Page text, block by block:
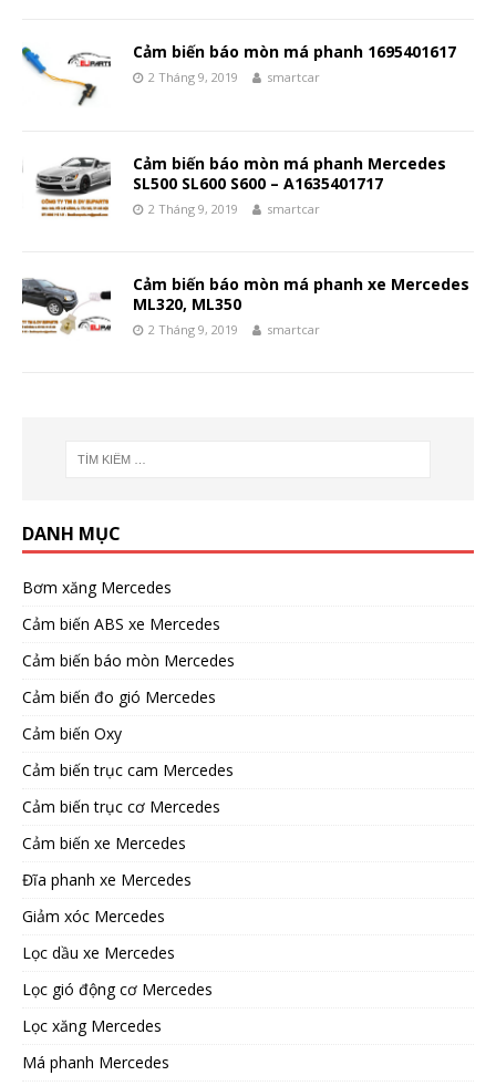
Cảm biến báo mòn má phanh 1695401617
2 Tháng 9, 2019 smartcar
Cảm biến báo mòn má phanh Mercedes
SL500 SL600 S600 – A1635401717
2 Tháng 9, 2019 smartcar
Cảm biến báo mòn má phanh xe Mercedes
ML320, ML350
2 Tháng 9, 2019 smartcar
DANH MỤC
Bơm xăng Mercedes
Cảm biến ABS xe Mercedes
Cảm biến báo mòn Mercedes
Cảm biến đo gió Mercedes
Cảm biến Oxy
Cảm biến trục cam Mercedes
Cảm biến trục cơ Mercedes
Cảm biến xe Mercedes
Đĩa phanh xe Mercedes
Giảm xóc Mercedes
Lọc dầu xe Mercedes
Lọc gió động cơ Mercedes
Lọc xăng Mercedes
Má phanh Mercedes